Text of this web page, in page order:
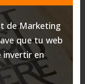
de Marketing
que tu web
invertir en